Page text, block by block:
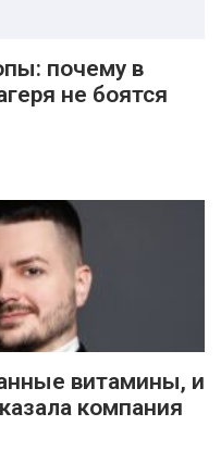
почему в
не боятся
витамины, и
компания